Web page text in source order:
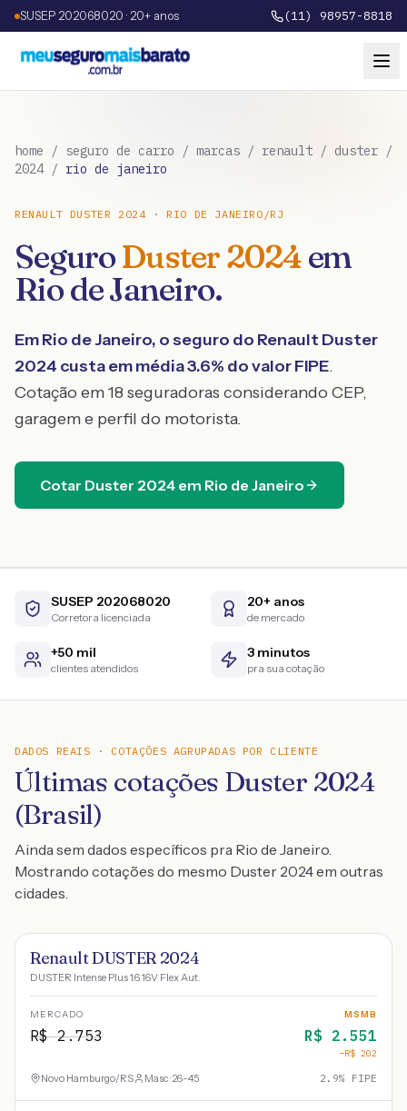
SUSEP 202068020 · 20+ anos (11) 98957-8818
home / seguro de carro / marcas / renault / duster /
2024/ rio de janeiro
RENAULT DUSTER 2024·RIO DE JANEIRO /RJ
SeguroDuster2024em
Rio de Janeiro.
EmRio de Janeiro, o seguro do Renault Duster
2024 custa em média3.6% do valor FIPE.
Cotação em 18 seguradoras considerando CEP,
garagem e perfil do motorista.
Cotar Duster 2024 em Rio de Janeiro
SUSEP 202068020
Corretora licenciada
20+ anos
de mercado
+50 mil
clientes atendidos
3 minutos
pra sua cotação
DADOS REAIS · COTAÇÕES AGRUPADAS POR CLIENTE
Últimas cotações Duster 2024
(Brasil)
Ainda sem dados específicos pra Rio de Janeiro.
Mostrando cotações do mesmo Duster 2024 em outras
cidades.
Renault DUSTER 2024
DUSTER Intense Plus 1.6 16V Flex Aut.
MERCADO
R$2.753
MSMB
R$ 2.551
−R$ 202
Novo Hamburgo/RS Masc · 26-45 2.9% FIPE